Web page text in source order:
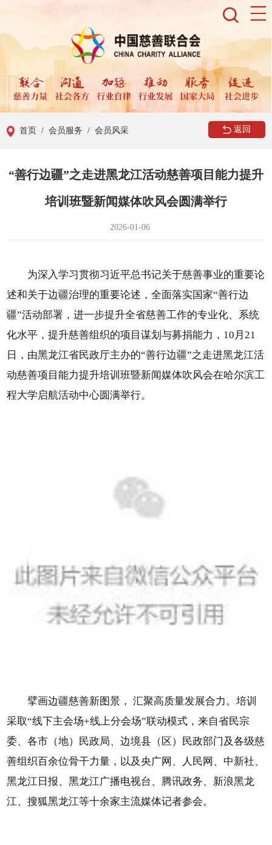
首页 / 会员服务 / 会员风采 返回
“善行边疆”之走进黑龙江活动慈善项目能力提升
培训班暨新闻媒体吹风会圆满举行
2026-01-06
为深入学习贯彻习近平总书记关于慈善事业的重要论
述和关于边疆治理的重要论述，全面落实国家“善行边
疆”活动部署，进一步提升全省慈善工作的专业化、系统
化水平，提升慈善组织的项目谋划与募捐能力，10月21
日，由黑龙江省民政厅主办的“善行边疆”之走进黑龙江活
动慈善项目能力提升培训班暨新闻媒体吹风会在哈尔滨工
程大学启航活动中心圆满举行。
擘画边疆慈善新图景， 汇聚高质量发展合力。培训
采取“线下主会场+线上分会场”联动模式，来自省民宗
委、各市（地）民政局、边境县（区）民政部门及各级慈
善组织百余位骨干力量，以及央广网、人民网、中新社、
黑龙江日报、黑龙江广播电视台、腾讯政务、新浪黑龙
江、搜狐黑龙江等十余家主流媒体记者参会。